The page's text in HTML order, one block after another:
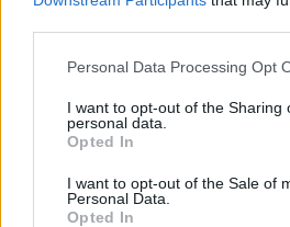
Please note that this website/app
not limited to your visit or usage
grant or deny consent to Google
use your data for below specified
consent section.
Personal Data Processing Opt
I want to opt-out of the Sharing
personal data.
Opted In
I want to opt-out of the Sale of
Personal Data.
Opted In
Az év legjobb
78 éves bácsi süti